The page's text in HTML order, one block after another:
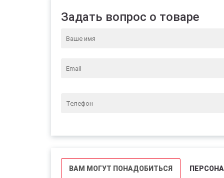
Задать вопрос о товаре
ВАМ МОГУТ ПОНАДОБИТЬСЯ